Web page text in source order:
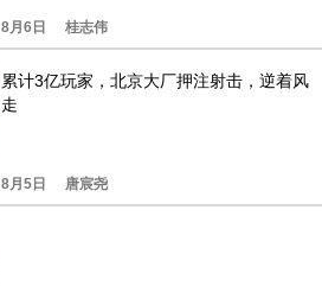
8月6日 桂志伟
累计3亿玩家，北京大厂押注射击，逆着风
走
8月5日 唐宸尧